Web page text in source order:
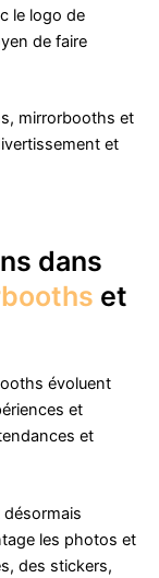
le logo de
de faire
mirrorbooths et
et
dans
et
évoluent
et
et
désormais
les photos et
des stickers,